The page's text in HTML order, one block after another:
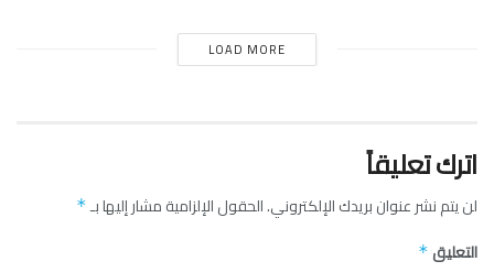
LOAD MORE
اترك تعليقاً
لن يتم نشر عنوان بريدك الإلكتروني.الحقول الإلزامية مشار إليها بـ*
التعليق *